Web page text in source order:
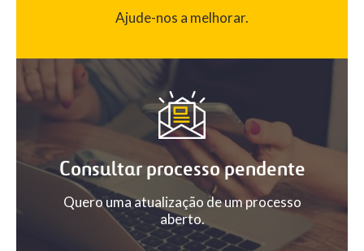
Ajude-nos a melhorar.
Consultar processo pendente
Quero uma atualização de um processo
aberto.